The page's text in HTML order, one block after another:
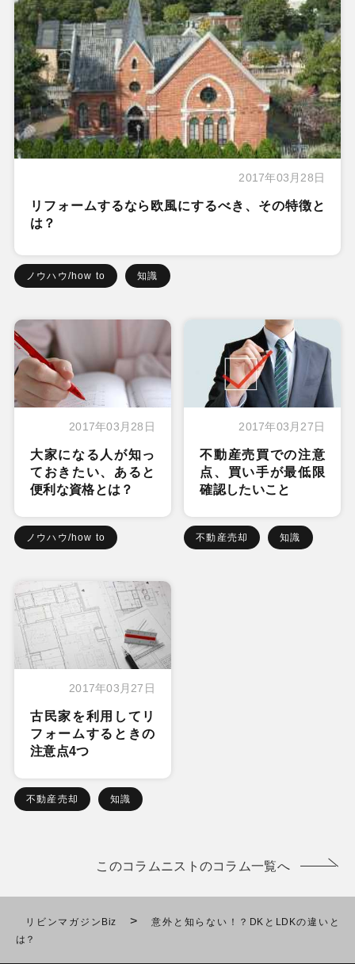
2017年03月28日
リフォームするなら欧風にするべき、その特徴と
は？
ノウハウ/how to 知識
2017年03月28日
大家になる人が知っ
ておきたい、あると
便利な資格とは？
ノウハウ/how to
2017年03月27日
不動産売買での注意
点、買い手が最低限
確認したいこと
不動産売却 知識
2017年03月27日
古民家を利用してリ
フォームするときの
注意点4つ
不動産売却 知識
このコラムニストのコラム一覧へ
リビンマガジンBiz >
意外と知らない！？DKとLDKの違いと
は？